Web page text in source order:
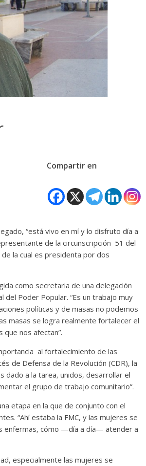
Compartir en
“está vivo en mí y lo disfruto día a
de la circunscripción 51 del
la cual es presidenta por dos
como secretaria de una delegación
del Poder Popular. “Es un trabajo muy
políticas y de masas no podemos
masas se logra realmente fortalecer el
nos afectan”.
al fortalecimiento de las
de Defensa de la Revolución (CDR), la
dado a la tarea, unidos, desarrollar el
el grupo de trabajo comunitario”.
etapa en la que de conjunto con el
“Ahí estaba la FMC, y las mujeres se
enfermas, cómo —día a día— atender a
especialmente las mujeres se